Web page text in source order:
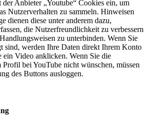
der Anbieter „Youtube“ Cookies ein, um
Nutzerverhalten zu sammeln. Hinweisen
dienen diese unter anderem dazu,
die Nutzerfreundlichkeit zu verbessern
zu unterbinden. Wenn Sie
sind, werden Ihre Daten direkt Ihrem Konto
ein Video anklicken. Wenn Sie die
bei YouTube nicht wünschen, müssen
des Buttons ausloggen.